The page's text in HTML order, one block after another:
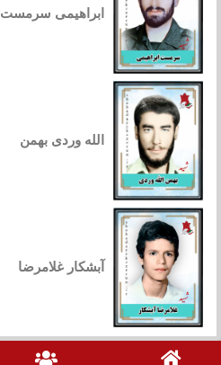
ابراهیمی سرمست
الله وردی بهمن
آبشکار غلامرضا